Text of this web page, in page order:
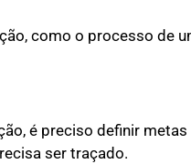
como o processo de
é preciso definir
ser traçado.